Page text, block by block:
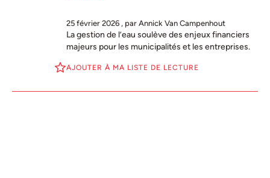
25 février 2026 , par Annick Van Campenhout
La gestion de l’eau soulève des enjeux financiers
majeurs pour les municipalités et les entreprises.
AJOUTER À MA LISTE DE LECTURE